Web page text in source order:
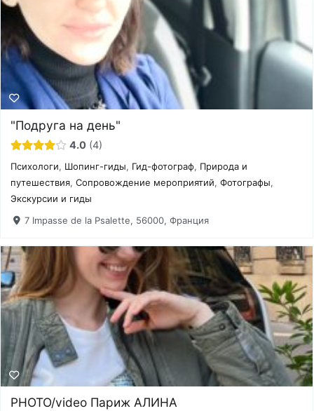
"Подруга на день"
4.0 4
Психологи, Шопинг-гиды, Гид-фотограф, Природа и
путешествия,Сопровождение мероприятий,Фотографы,
Экскурсии и гиды
7 Impasse de la Psalette, 56000, Франция
PHOTO/video Париж АЛИНА